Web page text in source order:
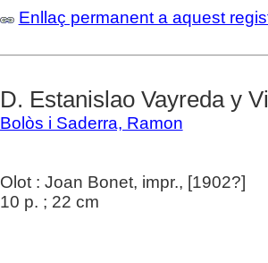
Enllaç permanent a aquest
D. Estanislao Vayreda y
Bolòs i Saderra, Ramon
Olot : Joan Bonet, impr., [1902?]
10 p. ; 22 cm